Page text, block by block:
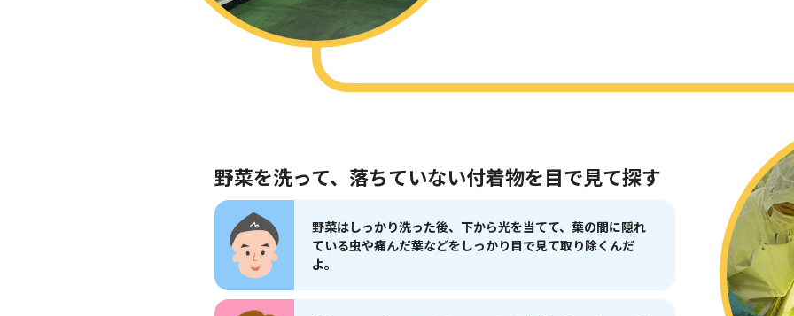
野菜を洗って、落ちていない付着物を目で見て探す
野菜はしっかり洗った後、下から光を当てて、葉の間に隠れ
ている虫や痛んだ葉などをしっかり目で見て取り除くんだ
よ。